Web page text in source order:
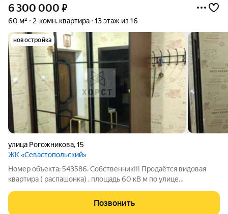
6 300 000 ₽
60 м² 2-комн. квартира 13 этаж из 16
новостройка
улица Рогожникова,15
ЖК «Севастопольский»
Номер объекта: 543586. Собственник!!! Продаётся видовая
квартира ( распашонка) , площадь 60 кВ м по улице
видеонаблюдение, индивидуальное отопление,не угловая,
13/16 этаж. В квартире выполнен
Позвонить